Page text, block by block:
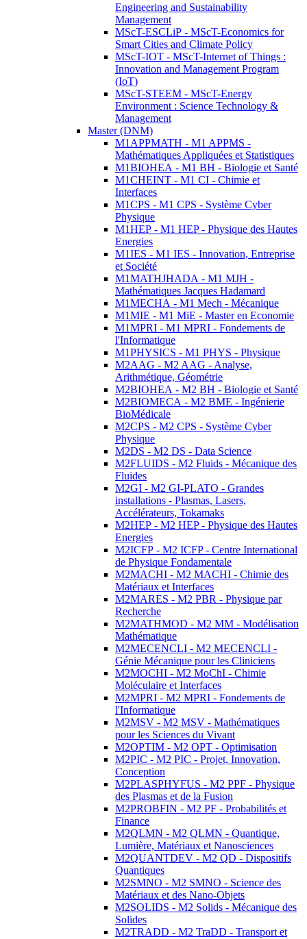
Engineering and Sustainability
Management
MScT-ESCLiP - MScT-Economics for
Smart Cities and Climate Policy
MScT-IOT - MScT-Internet of Things :
Innovation and Management Program
(IoT)
MScT-STEEM - MScT-Energy
Environment : Science Technology &
Management
Master (DNM)
M1APPMATH - M1 APPMS -
Mathématiques Appliquées et Statistiques
M1BIOHEA - M1 BH - Biologie et Santé
M1CHEINT - M1 CI - Chimie et
Interfaces
M1CPS - M1 CPS - Système Cyber
Physique
M1HEP - M1 HEP - Physique des Hautes
Energies
M1IES - M1 IES - Innovation, Entreprise
et Société
M1MATHJHADA - M1 MJH -
Mathématiques Jacques Hadamard
M1MECHA - M1 Mech - Mécanique
M1MIE - M1 MiE - Master en Economie
M1MPRI - M1 MPRI - Fondements de
l'Informatique
M1PHYSICS - M1 PHYS - Physique
M2AAG - M2 AAG - Analyse,
Arithmétique, Géométrie
M2BIOHEA - M2 BH - Biologie et Santé
M2BIOMECA - M2 BME - Ingénierie
BioMédicale
M2CPS - M2 CPS - Système Cyber
Physique
M2DS - M2 DS - Data Science
M2FLUIDS - M2 Fluids - Mécanique des
Fluides
M2GI - M2 GI-PLATO - Grandes
installations - Plasmas, Lasers,
Accélérateurs, Tokamaks
M2HEP - M2 HEP - Physique des Hautes
Energies
M2ICFP - M2 ICFP - Centre International
de Physique Fondamentale
M2MACHI - M2 MACHI - Chimie des
Matériaux et Interfaces
M2MARES - M2 PBR - Physique par
Recherche
M2MATHMOD - M2 MM - Modélisation
Mathématique
M2MECENCLI - M2 MECENCLI -
Génie Mécanique pour les Cliniciens
M2MOCHI - M2 MoChI - Chimie
Moléculaire et Interfaces
M2MPRI - M2 MPRI - Fondements de
l'Informatique
M2MSV - M2 MSV - Mathématiques
pour les Sciences du Vivant
M2OPTIM - M2 OPT - Optimisation
M2PIC - M2 PIC - Projet, Innovation,
Conception
M2PLASPHYFUS - M2 PPF - Physique
des Plasmas et de la Fusion
M2PROBFIN - M2 PF - Probabilités et
Finance
M2QLMN - M2 QLMN - Quantique,
Lumière, Matériaux et Nanosciences
M2QUANTDEV - M2 QD - Dispositifs
Quantiques
M2SMNO - M2 SMNO - Science des
Matériaux et des Nano-Objets
M2SOLIDS - M2 Solids - Mécanique des
Solides
M2TRADD - M2 TraDD - Transport et